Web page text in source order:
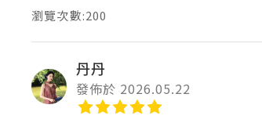
瀏覽次數:200
丹丹
發佈於 2026.05.22